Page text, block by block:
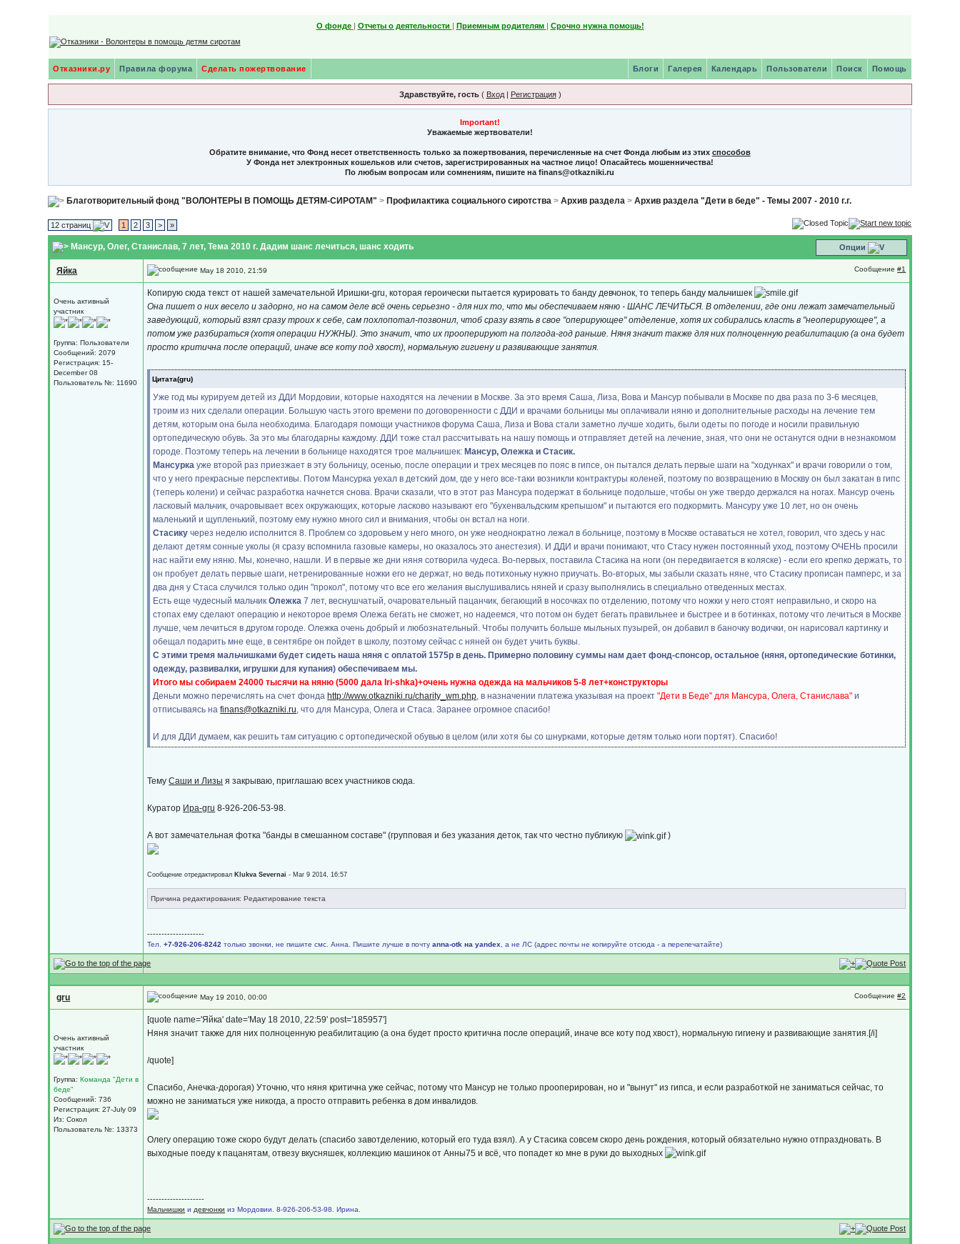
О фонде | Отчеты о деятельности | Приемным родителям | Срочно нужна помощь!
Отказники.ру Правила форума Сделать пожертвование Помощь
Поиск
Пользователи
Календарь
Галерея
Блоги
Здравствуйте, гость( Вход| Регистрация)
Important!
Уважаемые жертвователи!
Обратите внимание, что Фонд несет ответственность только за пожертвования, перечисленные на счет Фонда любым из этих способов
У Фонда нет электронных кошельков или счетов, зарегистрированных на частное лицо! Опасайтесь мошенничества!
По любым вопросам или сомнениям, пишите на finans@otkazniki.ru
Благотворительный фонд "ВОЛОНТЕРЫ В ПОМОЩЬ ДЕТЯМ-СИРОТАМ" > Профилактика социального сиротства >Архив раздела >Архив раздела "Дети в беде" - Темы 2007 - 2010 г.г.
12 страниц 1 2 3 > »
Мансур, Олег, Станислав, 7 лет, Тема 2010 г. Дадим шанс лечиться, шанс ходить Опции
Яйка May 18 2010, 21:59 Сообщение#1
Очень активный
участник
Группа: Пользователи
Сообщений: 2079
Регистрация: 15-
December 08
Пользователь №: 11690
Копирую сюда текст от нашей замечательной Иришки-gru, которая героически пытается курировать то банду девчонок, то теперь банду мальчишек
Она пишет о них весело и задорно, но на самом деле всё очень серьезно - для них то, что мы обеспечиваем няню - ШАНС ЛЕЧИТЬСЯ. В отделении, где они лежат замечательный
заведующий, который взял сразу троих к себе, сам похлопотал-позвонил, чтоб сразу взять в свое "оперирующее" отделение, хотя их собирались класть в "неоперирующее", а
потом уже разбираться (хотя операции НУЖНЫ). Это значит, что их прооперируют на полгода-год раньше. Няня значит также для них полноценную реабилитацию (а она будет
просто критична после операций, иначе все коту под хвост), нормальную гигиену и развивающие занятия.
Цитата(gru)
Уже год мы курируем детей из ДДИ Мордовии, которые находятся на лечении в Москве. За это время Саша, Лиза, Вова и Мансур побывали в Москве по два раза по 3-6 месяцев,
троим из них сделали операции. Большую часть этого времени по договоренности с ДДИ и врачами больницы мы оплачивали няню и дополнительные расходы на лечение тем
детям, которым она была необходима. Благодаря помощи участников форума Саша, Лиза и Вова стали заметно лучше ходить, были одеты по погоде и носили правильную
ортопедическую обувь. За это мы благодарны каждому. ДДИ тоже стал рассчитывать на нашу помощь и отправляет детей на лечение, зная, что они не останутся одни в незнакомом
городе. Поэтому теперь на лечении в больнице находятся трое мальчишек: Мансур, Олежка и Стасик.
Мансурка уже второй раз приезжает в эту больницу, осенью, после операции и трех месяцев по пояс в гипсе, он пытался делать первые шаги на "ходунках" и врачи говорили о том,
что у него прекрасные перспективы. Потом Мансурка уехал в детский дом, где у него все-таки возникли контрактуры коленей, поэтому по возвращению в Москву он был закатан в гипс
(теперь колени) и сейчас разработка начнется снова. Врачи сказали, что в этот раз Мансура подержат в больнице подольше, чтобы он уже твердо держался на ногах. Мансур очень
ласковый мальчик, очаровывает всех окружающих, которые ласково называют его "бухенвальдским крепышом" и пытаются его подкормить. Мансуру уже 10 лет, но он очень
маленький и щупленький, поэтому ему нужно много сил и внимания, чтобы он встал на ноги.
Стасику через неделю исполнится 8. Проблем со здоровьем у него много, он уже неоднократно лежал в больнице, поэтому в Москве оставаться не хотел, говорил, что здесь у нас
делают детям сонные уколы (я сразу вспомнила газовые камеры, но оказалось это анестезия). И ДДИ и врачи понимают, что Стасу нужен постоянный уход, поэтому ОЧЕНЬ просили
нас найти ему няню. Мы, конечно, нашли. И в первые же дни няня сотворила чудеса. Во-первых, поставила Стасика на ноги (он передвигается в коляске) - если его крепко держать, то
он пробует делать первые шаги, нетренированные ножки его не держат, но ведь потихоньку нужно приучать. Во-вторых, мы забыли сказать няне, что Стасику прописан памперс, и за
два дня у Стаса случился только один "прокол", потому что все его желания выслушивались няней и сразу выполнялись в специально отведенных местах.
Есть еще чудесный мальчикОлежка 7 лет, веснушчатый, очаровательный пацанчик, бегающий в носочках по отделению, потому что ножки у него стоят неправильно, и скоро на
стопах ему сделают операцию и некоторое время Олежа бегать не сможет, но надеемся, что потом он будет бегать правильнее и быстрее и в ботинках, потому что лечиться в Москве
лучше, чем лечиться в другом городе. Олежка очень добрый и любознательный. Чтобы получить больше мыльных пузырей, он добавил в баночку водички, он нарисовал картинку и
обещал подарить мне еще, в сентябре он пойдет в школу, поэтому сейчас с няней он будет учить буквы.
С этими тремя мальчишками будет сидеть наша няня с оплатой 1575р в день. Примерно половину суммы нам дает фонд-спонсор, остальное (няня, ортопедические ботинки,
одежду, развивалки, игрушки для купания) обеспечиваем мы.
Итого мы собираем 24000 тысячи на няню (5000 дала Iri-shka)+очень нужна одежда на мальчиков 5-8 лет+конструкторы
Деньги можно перечислять на счет фонда http://www.otkazniki.ru/charity_wm.php, в назначении платежа указывая на проект"Дети в Беде" для Мансура, Олега, Станислава"и
отписываясь наfinans@otkazniki.ru, что для Мансура, Олега и Стаса. Заранее огромное спасибо!
И для ДДИ думаем, как решить там ситуацию с ортопедической обувью в целом (или хотя бы со шнурками, которые детям только ноги портят). Спасибо!
ТемуСаши и Лизы я закрываю, приглашаю всех участников сюда.
Куратор Ира-gru 8-926-206-53-98.
А вот замечательная фотка "банды в смешанном составе" (групповая и без указания деток, так что честно публикую )
Сообщение отредактировал Klukva Severnai - Mar 9 2014, 16:57
Причина редактирования: Редактирование текста
--------------------
Тел.+7-926-206-8242 только звонки, не пишите смс. Анна. Пишите лучше в почтуаnnа-оtk на уаndех , а не ЛС (адрес почты не копируйте отсюда - а перепечатайте)
gru May 19 2010, 00:00 Сообщение#2
Очень активный
участник
Группа:Команда "Дети в
беде"
Сообщений: 736
Регистрация: 27-July 09
Из: Сокол
Пользователь №: 13373
[quote name='Яйка' date='May 18 2010, 22:59' post='185957']
Няня значит также для них полноценную реабилитацию (а она будет просто критична после операций, иначе все коту под хвост), нормальную гигиену и развивающие занятия.[/i]
/quote]
Спасибо, Анечка-дорогая) Уточню, что няня критична уже сейчас, потому что Мансур не только прооперирован, но и "вынут" из гипса, и если разработкой не заниматься сейчас, то
можно не заниматься уже никогда, а просто отправить ребенка в дом инвалидов.
Олегу операцию тоже скоро будут делать (спасибо завотделению, который его туда взял). А у Стасика совсем скоро день рождения, который обязательно нужно отпраздновать. В
выходные поеду к пацанятам, отвезу вкусняшек, коллекцию машинок от Анны75 и всё, что попадет ко мне в руки до выходных
--------------------
Мальчишки идевчонки из Мордовии. 8-926-206-53-98. Ирина.